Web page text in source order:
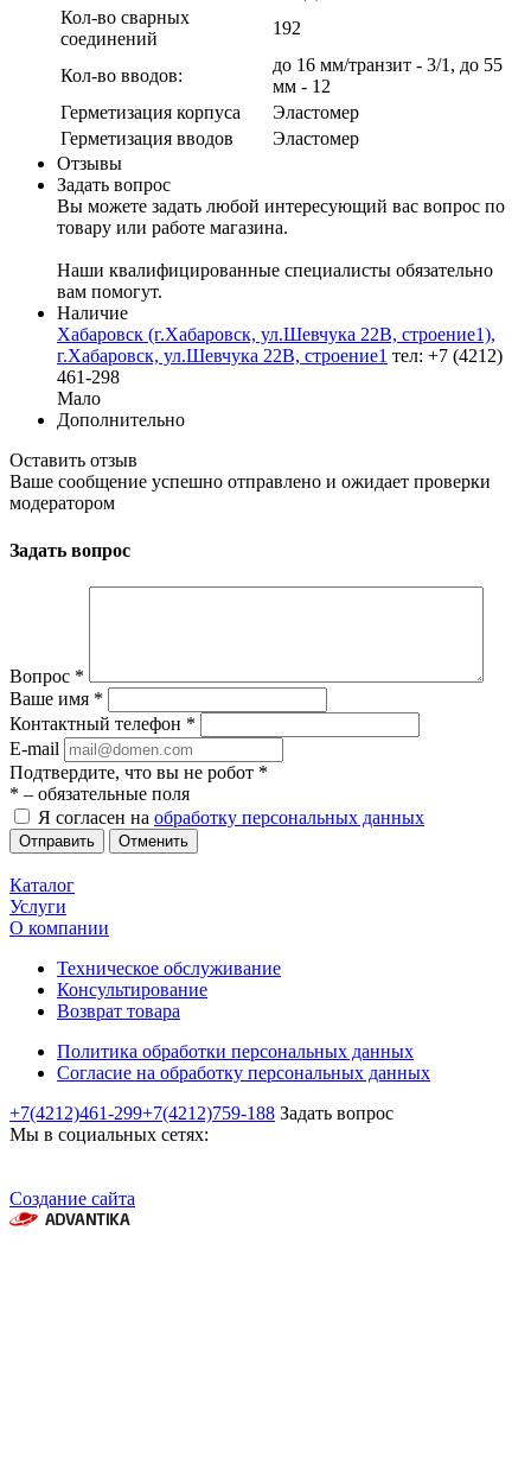
Кол-во сварных
соединений
192
Кол-во вводов:
до 16 мм/транзит - 3/1, до 55
мм - 12
Герметизация корпуса
Эластомер
Герметизация вводов
Эластомер
Отзывы
Задать вопрос
Вы можете задать любой интересующий вас вопрос по
товару или работе магазина.
Наши квалифицированные специалисты обязательно
вам помогут.
Наличие
Хабаровск (г.Хабаровск, ул.Шевчука 22В, строение1),
г.Хабаровск, ул.Шевчука 22В, строение1 тел: +7 (4212)
461-298
Мало
Дополнительно
Оставить отзыв
Ваше сообщение успешно отправлено и ожидает проверки
модератором
Задать вопрос
Вопрос *
Ваше имя *
Контактный телефон *
E-mail
Подтвердите, что вы не робот *
* – обязательные поля
Я согласен на обработку персональных данных
Отменить
Каталог
Услуги
О компании
Техническое обслуживание
Консультирование
Возврат товара
Политика обработки персональных данных
Согласие на обработку персональных данных
+7(4212)461-299+7(4212)759-188 Задать вопрос
Мы в социальных сетях:
Создание сайта